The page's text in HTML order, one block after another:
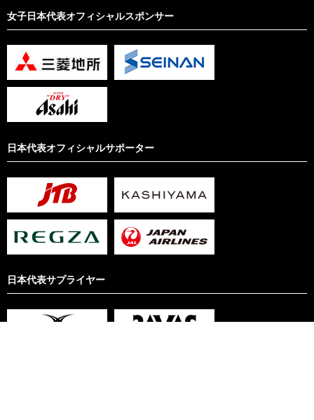
女子日本代表オフィシャルスポンサー
日本代表オフィシャルサポーター
日本代表サプライヤー